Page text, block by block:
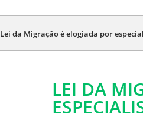
Lei da Migração é elogiada por
LEI DA